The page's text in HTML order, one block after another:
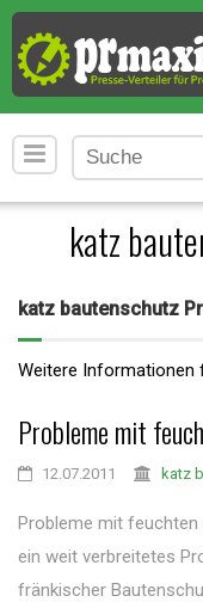
katz
katz bautenschutz
Weitere Informationen
Probleme mit
12.07.2011 katz
Probleme mit
ein weit verbreitetes
fränkischer